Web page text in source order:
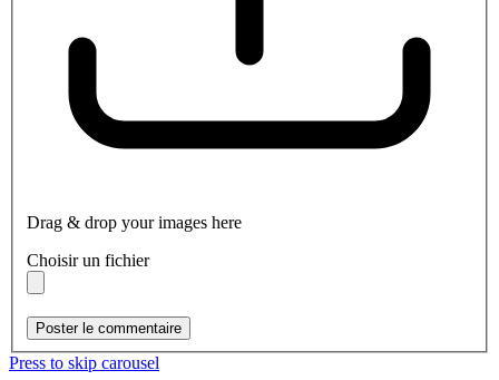
Drag & drop your images here
Choisir un fichier
Poster le commentaire
Press to skip carousel